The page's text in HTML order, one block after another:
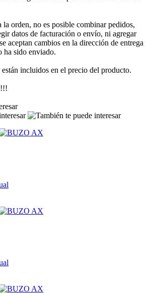
orden, no es posible combinar pedidos,
datos de facturación o envío, ni agregar
aceptan cambios en la dirección de entrega
ha sido enviado.
incluidos en el precio del producto.